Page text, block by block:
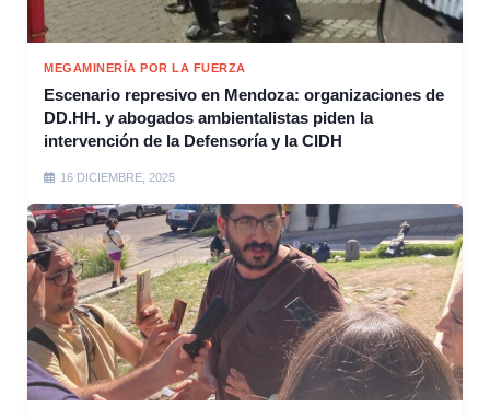
MEGAMINERÍA POR LA FUERZA
Escenario represivo en Mendoza: organizaciones de
DD.HH. y abogados ambientalistas piden la
intervención de la Defensoría y la CIDH
16 DICIEMBRE, 2025